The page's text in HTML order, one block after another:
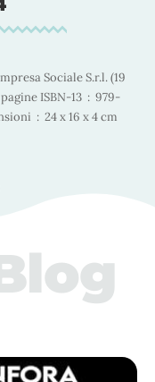
1281371132 Peso articolo ‏ : ‎ 300 g Dimensioni ‏ : ‎ 24 x 16 x 4 cm